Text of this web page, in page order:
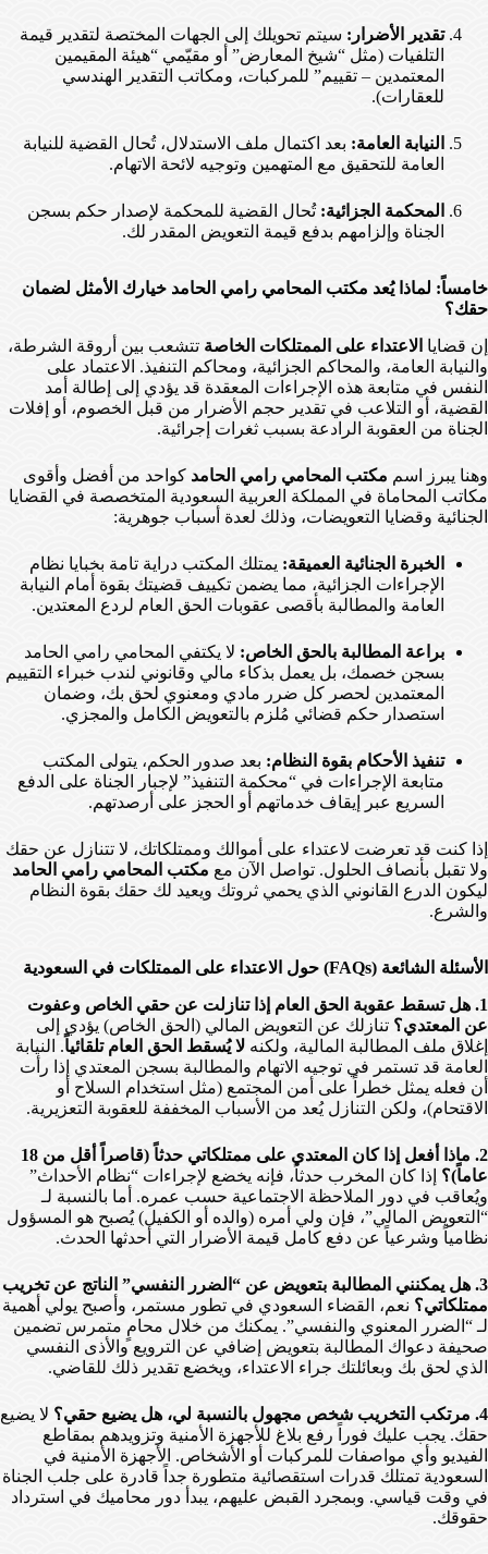
تقدير الأضرار: سيتم تحويلك إلى الجهات المختصة لتقدير قيمة
التلفيات (مثل “شيخ المعارض” أو مقيّمي “هيئة المقيمين
المعتمدين – تقييم” للمركبات، ومكاتب التقدير الهندسي
للعقارات).
النيابة العامة: بعد اكتمال ملف الاستدلال، تُحال القضية للنيابة
العامة للتحقيق مع المتهمين وتوجيه لائحة الاتهام.
المحكمة الجزائية: تُحال القضية للمحكمة لإصدار حكم بسجن
الجناة وإلزامهم بدفع قيمة التعويض المقدر لك.
خامساً: لماذا يُعد مكتب المحامي رامي الحامد خيارك الأمثل لضمان
حقك؟
إن قضايا الاعتداء على الممتلكات الخاصة تتشعب بين أروقة الشرطة،
والنيابة العامة، والمحاكم الجزائية، ومحاكم التنفيذ. الاعتماد على
النفس في متابعة هذه الإجراءات المعقدة قد يؤدي إلى إطالة أمد
القضية، أو التلاعب في تقدير حجم الأضرار من قبل الخصوم، أو إفلات
الجناة من العقوبة الرادعة بسبب ثغرات إجرائية.
وهنا يبرز اسم مكتب المحامي رامي الحامد كواحد من أفضل وأقوى
مكاتب المحاماة في المملكة العربية السعودية المتخصصة في القضايا
الجنائية وقضايا التعويضات، وذلك لعدة أسباب جوهرية:
الخبرة الجنائية العميقة: يمتلك المكتب دراية تامة بخبايا نظام
الإجراءات الجزائية، مما يضمن تكييف قضيتك بقوة أمام النيابة
العامة والمطالبة بأقصى عقوبات الحق العام لردع المعتدين.
براعة المطالبة بالحق الخاص: لا يكتفي المحامي رامي الحامد
بسجن خصمك، بل يعمل بذكاء مالي وقانوني لندب خبراء التقييم
المعتمدين لحصر كل ضرر مادي ومعنوي لحق بك، وضمان
استصدار حكم قضائي مُلزم بالتعويض الكامل والمجزي.
تنفيذ الأحكام بقوة النظام: بعد صدور الحكم، يتولى المكتب
متابعة الإجراءات في “محكمة التنفيذ” لإجبار الجناة على الدفع
السريع عبر إيقاف خدماتهم أو الحجز على أرصدتهم.
إذا كنت قد تعرضت لاعتداء على أموالك وممتلكاتك، لا تتنازل عن حقك
ولا تقبل بأنصاف الحلول. تواصل الآن مع مكتب المحامي رامي الحامد
ليكون الدرع القانوني الذي يحمي ثروتك ويعيد لك حقك بقوة النظام
والشرع.
الأسئلة الشائعة (FAQs) حول الاعتداء على الممتلكات في السعودية
1. هل تسقط عقوبة الحق العام إذا تنازلت عن حقي الخاص وعفوت
عن المعتدي؟ تنازلك عن التعويض المالي (الحق الخاص) يؤدي إلى
إغلاق ملف المطالبة المالية، ولكنه لا يُسقط الحق العام تلقائياً. النيابة
العامة قد تستمر في توجيه الاتهام والمطالبة بسجن المعتدي إذا رأت
أن فعله يمثل خطراً على أمن المجتمع (مثل استخدام السلاح أو
الاقتحام)، ولكن التنازل يُعد من الأسباب المخففة للعقوبة التعزيرية.
2. ماذا أفعل إذا كان المعتدي على ممتلكاتي حدثاً (قاصراً أقل من 18
عاماً)؟ إذا كان المخرب حدثاً، فإنه يخضع لإجراءات “نظام الأحداث”
ويُعاقب في دور الملاحظة الاجتماعية حسب عمره. أما بالنسبة لـ
“التعويض المالي”، فإن ولي أمره (والده أو الكفيل) يُصبح هو المسؤول
نظامياً وشرعياً عن دفع كامل قيمة الأضرار التي أحدثها الحدث.
3. هل يمكنني المطالبة بتعويض عن “الضرر النفسي” الناتج عن تخريب
ممتلكاتي؟ نعم، القضاء السعودي في تطور مستمر، وأصبح يولي أهمية
لـ “الضرر المعنوي والنفسي”. يمكنك من خلال محامٍ متمرس تضمين
صحيفة دعواك المطالبة بتعويض إضافي عن الترويع والأذى النفسي
الذي لحق بك وبعائلتك جراء الاعتداء، ويخضع تقدير ذلك للقاضي.
4. مرتكب التخريب شخص مجهول بالنسبة لي، هل يضيع حقي؟
لا يضيع
حقك. يجب عليك فوراً رفع بلاغ للأجهزة الأمنية وتزويدهم بمقاطع
الفيديو وأي مواصفات للمركبات أو الأشخاص. الأجهزة الأمنية في
السعودية تمتلك قدرات استقصائية متطورة جداً قادرة على جلب الجناة
في وقت قياسي. وبمجرد القبض عليهم، يبدأ دور محاميك في استرداد
حقوقك.